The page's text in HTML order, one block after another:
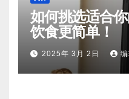
如何挑选适合
饮食更简单！
2025年 3月 2日